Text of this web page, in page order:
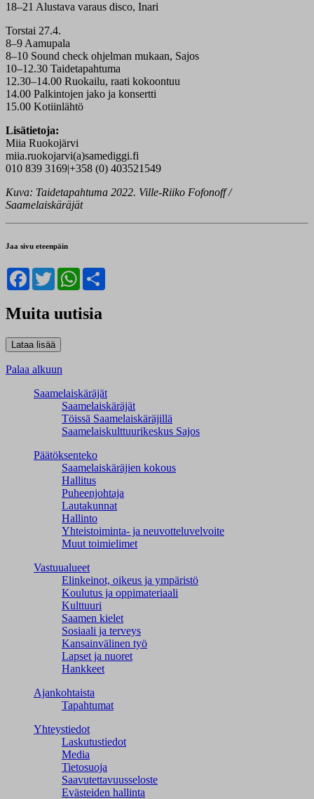
18–21 Alustava varaus disco, Inari
Torstai 27.4.
8–9 Aamupala
8–10 Sound check ohjelman mukaan, Sajos
10–12.30 Taidetapahtuma
12.30–14.00 Ruokailu, raati kokoontuu
14.00 Palkintojen jako ja konsertti
15.00 Kotiinlähtö
Lisätietoja:
Miia Ruokojärvi
miia.ruokojarvi(a)samediggi.fi
010 839 3169|+358 (0) 403521549
Kuva: Taidetapahtuma 2022. Ville-Riiko Fofonoff /
Saamelaiskäräjät
Jaa sivu eteenpäin
Facebook
TwitterWhatsApp
Muita uutisia
Palaa alkuun
Saamelaiskäräjät
Saamelaiskäräjät
Töissä Saamelaiskäräjillä
Saamelaiskulttuuri­keskus Sajos
Päätöksenteko
Saamelaiskäräjien kokous
Hallitus
Puheenjohtaja
Lautakunnat
Hallinto
Yhteistoiminta- ja neuvotteluvelvoite
Muut toimielimet
Vastuualueet
Elinkeinot, oikeus ja ympäristö
Koulutus ja oppimateriaali
Kulttuuri
Saamen kielet
Sosiaali ja terveys
Kansainvälinen työ
Lapset ja nuoret
Hankkeet
Ajankohtaista
Tapahtumat
Yhteystiedot
Laskutustiedot
Media
Tietosuoja
Saavutettavuusseloste
Evästeiden hallinta